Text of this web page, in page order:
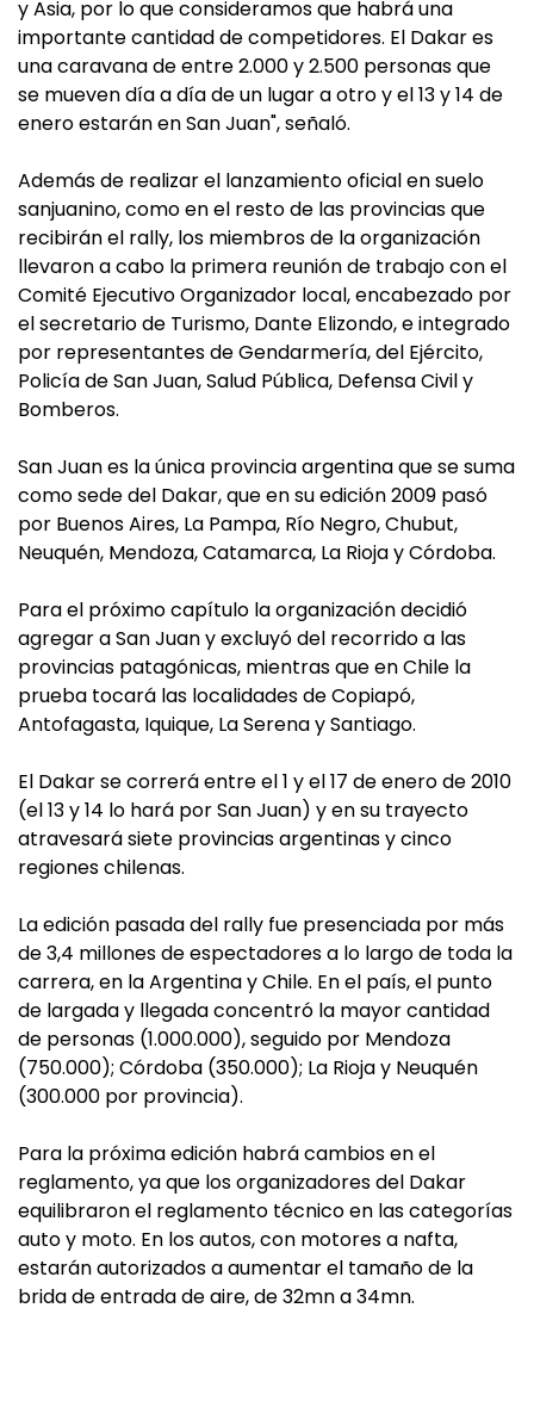
y Asia, por lo que consideramos que habrá una
importante cantidad de competidores. El Dakar es
una caravana de entre 2.000 y 2.500 personas que
se mueven día a día de un lugar a otro y el 13 y 14 de
enero estarán en San Juan", señaló.
Además de realizar el lanzamiento oficial en suelo
sanjuanino, como en el resto de las provincias que
recibirán el rally, los miembros de la organización
llevaron a cabo la primera reunión de trabajo con el
Comité Ejecutivo Organizador local, encabezado por
el secretario de Turismo, Dante Elizondo, e integrado
por representantes de Gendarmería, del Ejército,
Policía de San Juan, Salud Pública, Defensa Civil y
Bomberos.
San Juan es la única provincia argentina que se suma
como sede del Dakar, que en su edición 2009 pasó
por Buenos Aires, La Pampa, Río Negro, Chubut,
Neuquén, Mendoza, Catamarca, La Rioja y Córdoba.
Para el próximo capítulo la organización decidió
agregar a San Juan y excluyó del recorrido a las
provincias patagónicas, mientras que en Chile la
prueba tocará las localidades de Copiapó,
Antofagasta, Iquique, La Serena y Santiago.
El Dakar se correrá entre el 1 y el 17 de enero de 2010
(el 13 y 14 lo hará por San Juan) y en su trayecto
atravesará siete provincias argentinas y cinco
regiones chilenas.
La edición pasada del rally fue presenciada por más
de 3,4 millones de espectadores a lo largo de toda la
carrera, en la Argentina y Chile. En el país, el punto
de largada y llegada concentró la mayor cantidad
de personas (1.000.000), seguido por Mendoza
(750.000); Córdoba (350.000); La Rioja y Neuquén
(300.000 por provincia).
Para la próxima edición habrá cambios en el
reglamento, ya que los organizadores del Dakar
equilibraron el reglamento técnico en las categorías
auto y moto. En los autos, con motores a nafta,
estarán autorizados a aumentar el tamaño de la
brida de entrada de aire, de 32mn a 34mn.